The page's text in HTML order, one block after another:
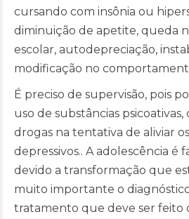
cursando com insônia ou
diminuição de apetite, queda
escolar, autodepreciação,
modificação no
É preciso de supervisão, pois
uso de substâncias
drogas na tentativa de aliviar
depressivos.. A adolescência é
devido a transformação que
muito importante o
tratamento que deve ser feito